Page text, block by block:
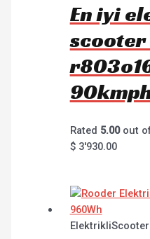
En iyi
scooter
Rated 5.00out
$3'930.00
ElektrikliScooter